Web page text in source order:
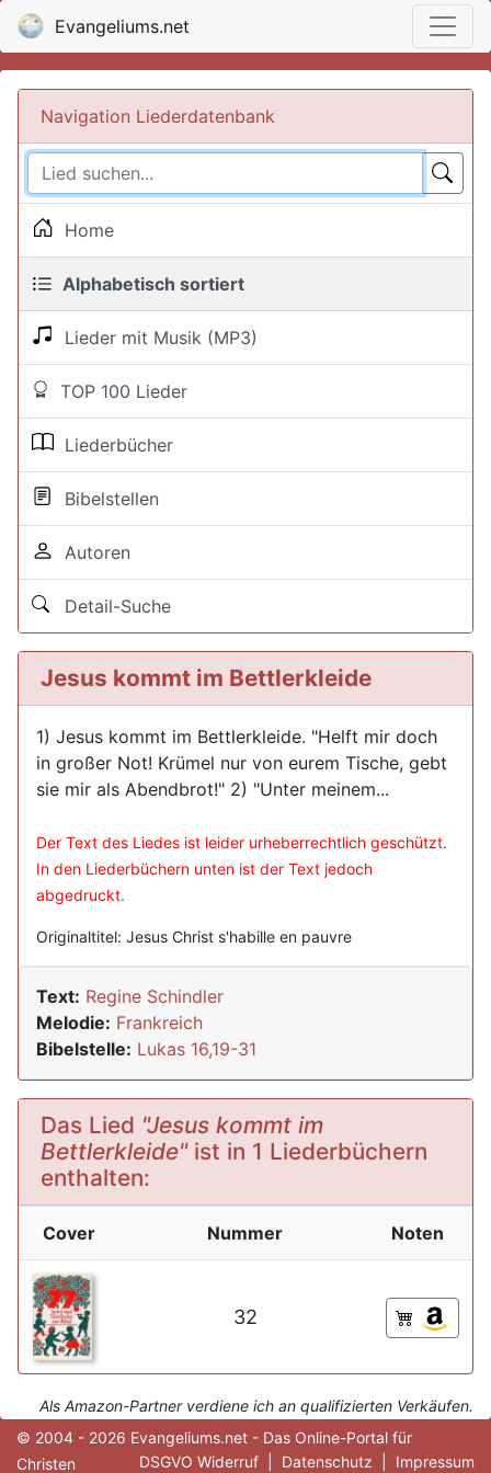
Evangeliums.net
Navigation Liederdatenbank
Home
Alphabetisch sortiert
Lieder mit Musik (MP3)
TOP 100 Lieder
Liederbücher
Bibelstellen
Autoren
Detail-Suche
Jesus kommt im Bettlerkleide
1) Jesus kommt im Bettlerkleide. "Helft mir doch
in großer Not! Krümel nur von eurem Tische, gebt
sie mir als Abendbrot!" 2) "Unter meinem...
Der Text des Liedes ist leider urheberrechtlich geschützt.
In den Liederbüchern unten ist der Text jedoch
abgedruckt.
Originaltitel: Jesus Christ s'habille en pauvre
Text: Regine Schindler
Melodie: Frankreich
Bibelstelle: Lukas 16,19-31
Das Lied "Jesus kommt im
Bettlerkleide"ist in 1 Liederbüchern
enthalten:
Cover Nummer Noten
32
Als Amazon-Partner verdiene ich an qualifizierten Verkäufen.
© 2004 - 2026 Evangeliums.net - Das Online-Portal für
Christen
DSGVO Widerruf Datenschutz Impressum